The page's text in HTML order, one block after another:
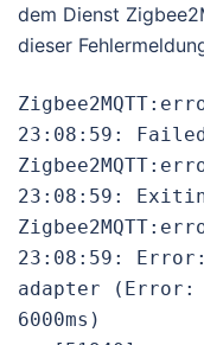
dem Dienst
dieser
23:08:59:
23:08:59:
23:08:59:
adapter (Error:
6000ms)